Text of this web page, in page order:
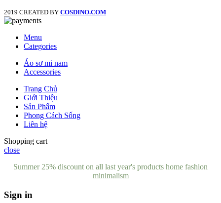
2019 CREATED BY COSDINO.COM
Menu
Categories
Áo sơ mi nam
Accessories
Trang Chủ
Giới Thiệu
Sản Phẩm
Phong Cách Sống
Liên hệ
Shopping cart
close
Summer 25% discount on all last year's products home fashion
minimalism
Sign in